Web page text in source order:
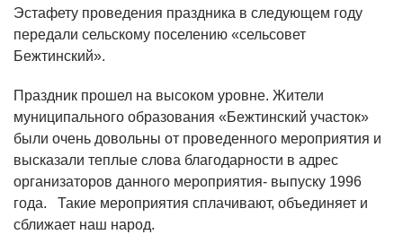
Эстафету проведения праздника в следующем году
передали сельскому поселению «сельсовет
Бежтинский».
Праздник прошел на высоком уровне. Жители
муниципального образования «Бежтинский участок»
были очень довольны от проведенного мероприятия и
высказали теплые слова благодарности в адрес
организаторов данного мероприятия- выпуску 1996
года. Такие мероприятия сплачивают, объединяет и
сближает наш народ.